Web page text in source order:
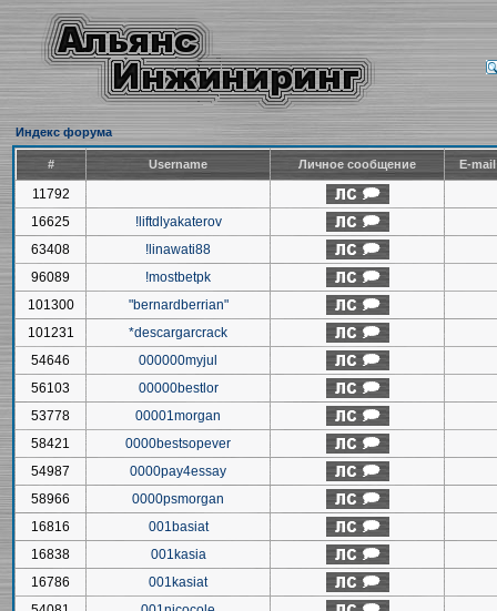
Индекс форума
# Username Личное сообщение E-
11792
16625
!liftdlyakaterov
63408
!linawati88
96089
!mostbetpk
101300
"bernardberrian"
101231
*descargarcrack
54646
000000myjul
56103
00000bestlor
53778
00001morgan
58421
0000bestsopever
54987
0000pay4essay
58966
0000psmorgan
16816
001basiat
16838
001kasia
16786
001kasiat